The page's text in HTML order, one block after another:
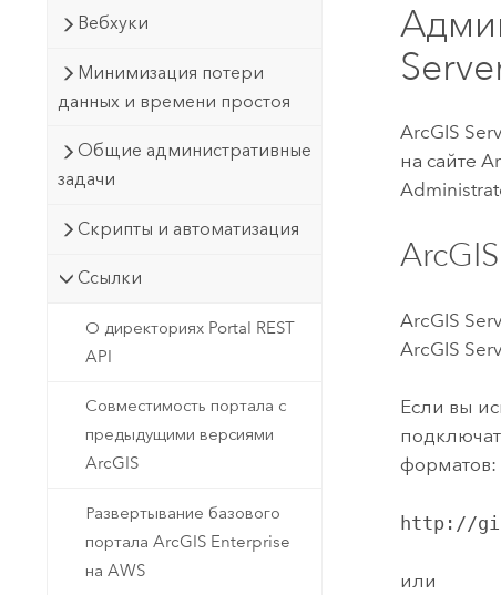
Вебхуки
Минимизация потери
данных и времени простоя
Общие административные
задачи
Скрипты и автоматизация
Ссылки
О директориях Portal REST
API
Совместимость портала с
предыдущими версиями
ArcGIS
Развертывание базового
портала ArcGIS Enterprise
на AWS
ArcGIS
на сайте
ArcGIS
ArcGIS
Если вы
форматов:
http://
или